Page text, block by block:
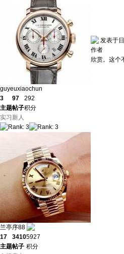
guyeuxiaochun
3
主题
97
帖子
292
积分
实习新人
发表于
作者
欣赏。这个
兰亭序88
17
主题
3410
帖子
5927
积分